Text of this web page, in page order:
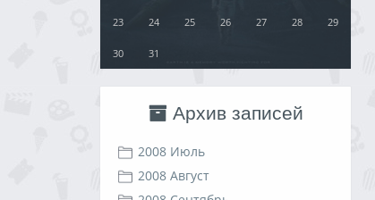
23 24 25 26 27 28 29
30 31
Архив записей
2008 Июль
2008 Август